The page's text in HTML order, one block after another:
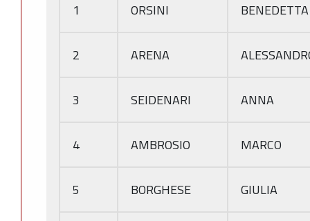
1 ORSINI BENEDETTA
2 ARENA
3 SEIDENARI ANNA
4 AMBROSIO MARCO
5 BORGHESE GIULIA